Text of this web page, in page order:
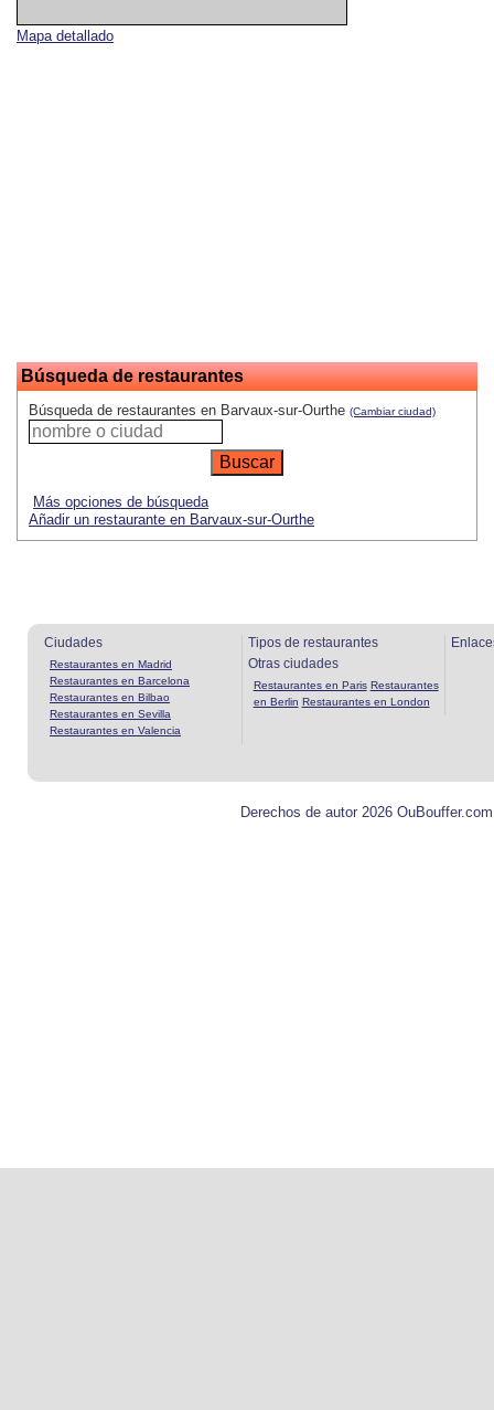
Mapa detallado
Búsqueda de restaurantes
Búsqueda de restaurantes en Barvaux-sur-Ourthe (Cambiar ciudad)
Más opciones de búsqueda
Añadir un restaurante en Barvaux-sur-Ourthe
Ciudades
Restaurantes en Madrid
Restaurantes en Barcelona
Restaurantes en Bilbao
Restaurantes en Sevilla
Restaurantes en Valencia
Tipos de restaurantes
Otras ciudades
Restaurantes en Paris Restaurantes
en Berlin Restaurantes en London
Derechos de autor 2026